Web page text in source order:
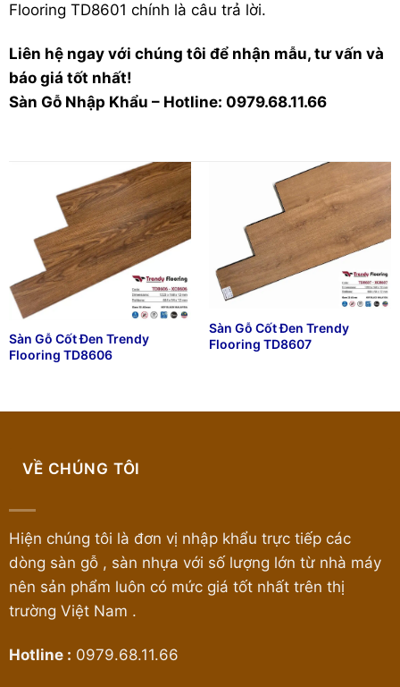
Flooring TD8601 chính là câu trả lời.
Liên hệ ngay với chúng tôi để nhận mẫu, tư vấn và
báo giá tốt nhất!
Sàn Gỗ Nhập Khẩu – Hotline: 0979.68.11.66
Sàn Gỗ Cốt Đen Trendy
Flooring TD8606
Sàn Gỗ Cốt Đen Trendy
Flooring TD8607
VỀ CHÚNG TÔI
Hiện chúng tôi là đơn vị nhập khẩu trực tiếp các
dòng sàn gỗ , sàn nhựa với số lượng lớn từ nhà máy
nên sản phẩm luôn có mức giá tốt nhất trên thị
trường Việt Nam .
Hotline : 0979.68.11.66